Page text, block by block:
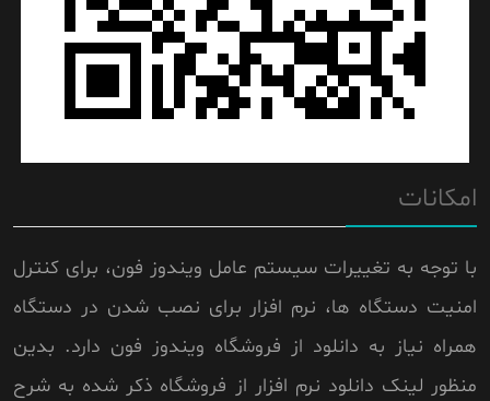
امکانات
با توجه به تغییرات سیستم عامل ویندوز فون، برای کنترل
امنیت دستگاه ها، نرم افزار برای نصب شدن در دستگاه
همراه نیاز به دانلود از فروشگاه ویندوز فون دارد. بدین
منظور لینک دانلود نرم افزار از فروشگاه ذکر شده به شرح